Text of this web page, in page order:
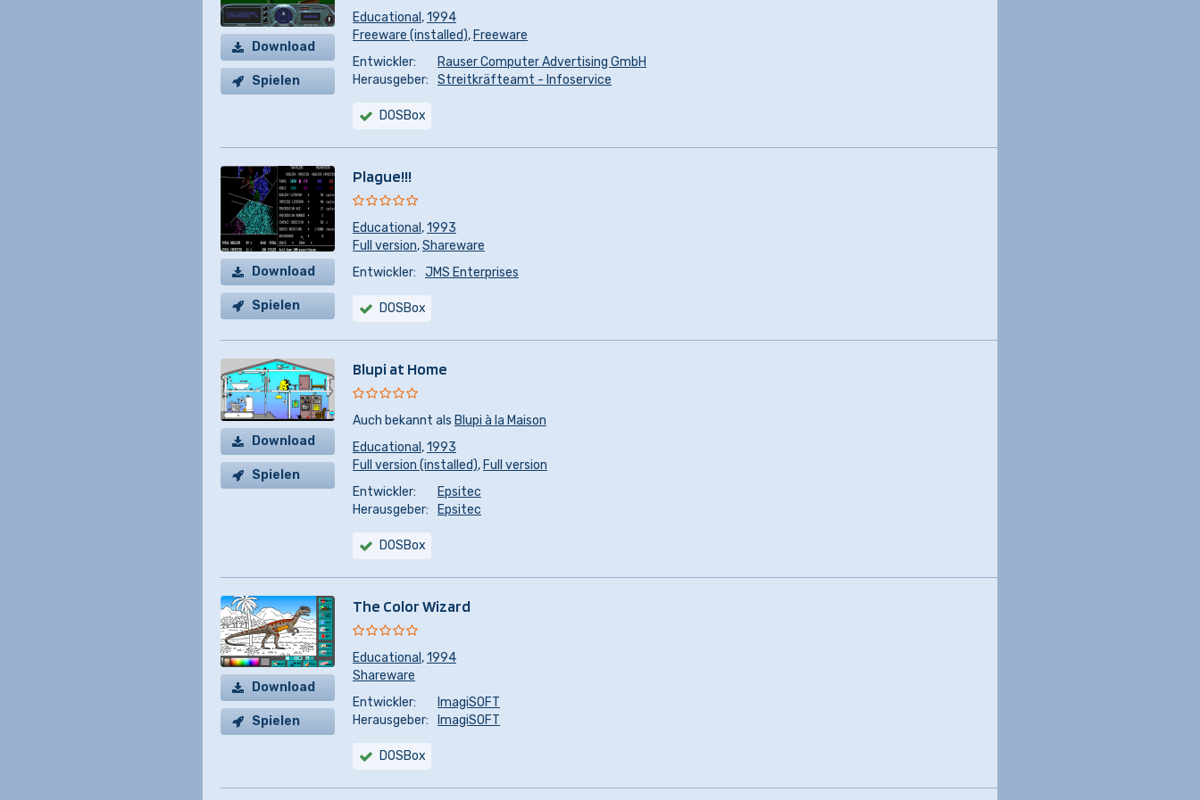
Download
Spielen
Educational ,1994
Freeware (installed), Freeware
Entwickler:
Rauser Computer Advertising GmbH
Herausgeber:
Streitkräfteamt - Infoservice
DOSBox
Download
Spielen
Plague!!!
Educational ,1993
Full version,Shareware
Entwickler:
JMS Enterprises
DOSBox
Download
Spielen
Blupi at Home
Auch bekannt als Blupi à la Maison
Educational ,1993
Full version (installed), Full version
Entwickler:
Epsitec
Herausgeber:
Epsitec
DOSBox
Download
Spielen
The Color Wizard
Educational ,1994
Shareware
Entwickler:
ImagiSOFT
Herausgeber:
ImagiSOFT
DOSBox